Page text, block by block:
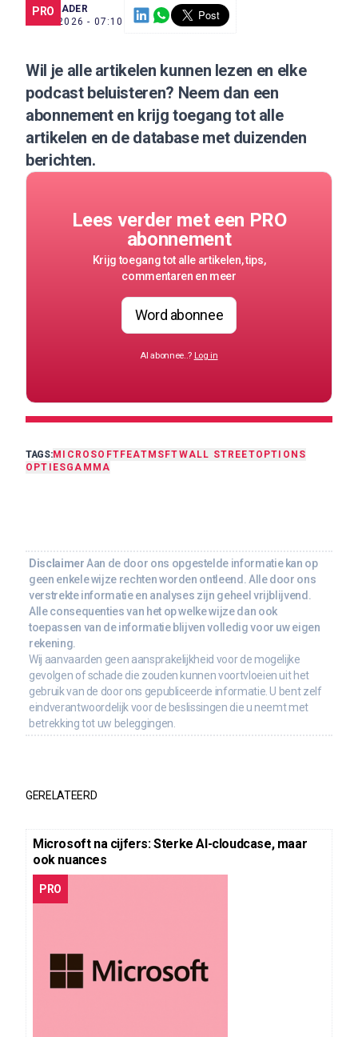
PRO
SCE TRADER
8 MEI 2026 - 07:10
Wil je alle artikelen kunnen lezen en elke
podcast beluisteren? Neem dan een
abonnementen krijg toegang tot alle
artikelen en de database met duizenden
berichten.
Lees verder met een PRO
abonnement
Krijg toegang tot alle artikelen, tips,
commentaren en meer
Word abonnee
Al abonnee..? Log in
TAGS:MICROSOFT FEAT MSFTWALL STREETOPTIONS
OPTIESGAMMA
Disclaimer Aan de door ons opgestelde informatie kan op
geen enkele wijze rechten worden ontleend. Alle door ons
verstrekte informatie en analyses zijn geheel vrijblijvend.
Alle consequenties van het op welke wijze dan ook
toepassen van de informatie blijven volledig voor uw eigen
rekening.
Wij aanvaarden geen aansprakelijkheid voor de mogelijke
gevolgen of schade die zouden kunnen voortvloeien uit het
gebruik van de door ons gepubliceerde informatie. U bent zelf
eindverantwoordelijk voor de beslissingen die u neemt met
betrekking tot uw beleggingen.
GERELATEERD
Microsoft na cijfers: Sterke AI-cloudcase, maar
ook nuances
PRO